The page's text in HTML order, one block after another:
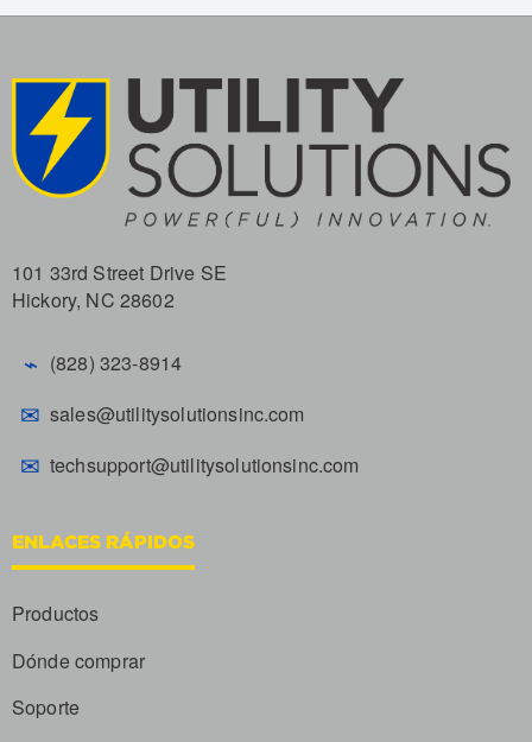
101 33rd Street Drive SE
Hickory, NC 28602
⌁ (828) 323-8914
✉ sales@utilitysolutionsinc.com
✉ techsupport@utilitysolutionsinc.com
ENLACES RÁPIDOS
Productos
Dónde comprar
Soporte